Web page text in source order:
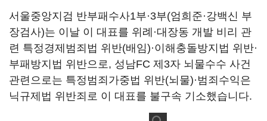
서울중앙지검 반부패수사1부·3부(엄희준·강백신 부
장검사)는 이날 이 대표를 위례·대장동 개발 비리 관
련 특정경제범죄법 위반(배임)·이해충돌방지법 위반·
부패방지법 위반으로, 성남FC 제3자 뇌물수수 사건
관련으로는 특정범죄가중법 위반(뇌물)·범죄수익은
닉규제법 위반죄로 이 대표를 불구속 기소했습니다.